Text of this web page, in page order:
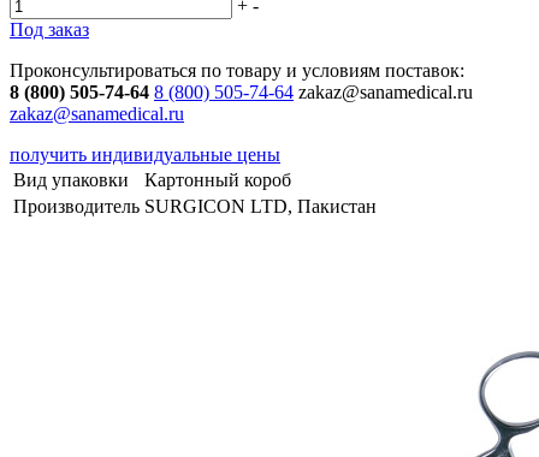
+ -
Под заказ
Проконсультироваться по товару и условиям поставок:
8 (800) 505-74-64 8 (800) 505-74-64 zakaz@sanamedical.ru
zakaz@sanamedical.ru
получить индивидуальные цены
Вид упаковки
Картонный короб
Производитель SURGICON LTD, Пакистан